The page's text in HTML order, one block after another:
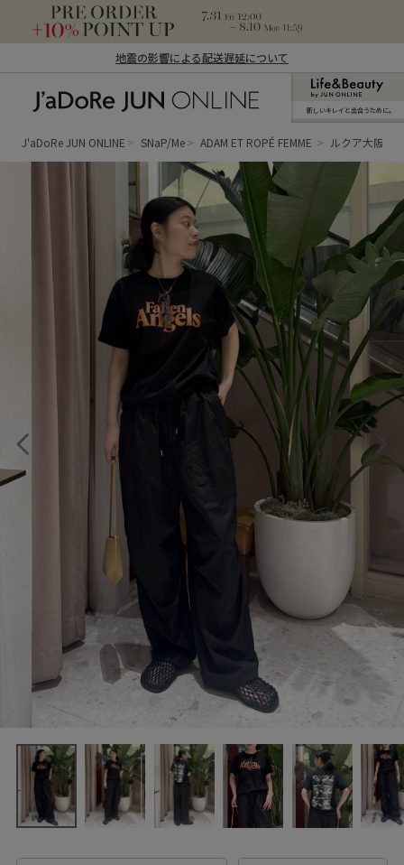
地震の影響による配送遅延について
ン オンライン）
新しいキレイと出合うために。
J'aDoRe JUN ONLINE SNaP/Me ADAM ET ROPÉ FEMME ルクア大阪